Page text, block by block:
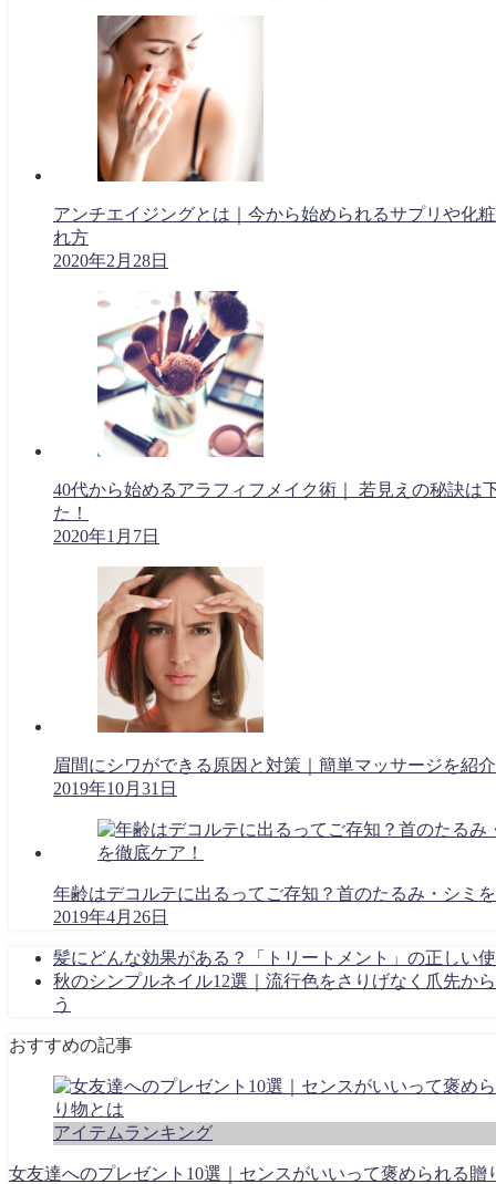
アンチエイジングとは｜今から始められるサプリや化
れ方
2020年2月28日
40代から始めるアラフィフメイク術｜ 若見えの秘訣は
た！
2020年1月7日
眉間にシワができる原因と対策｜簡単マッサージを紹介
2019年10月31日
年齢はデコルテに出るってご存知？首のたるみ・シミ
2019年4月26日
髪にどんな効果がある？「トリートメント」の正しい
秋のシンプルネイル12選｜流行色をさりげなく爪先か
う
おすすめの記事
アイテムランキング
女友達へのプレゼント10選｜センスがいいって褒められる贈